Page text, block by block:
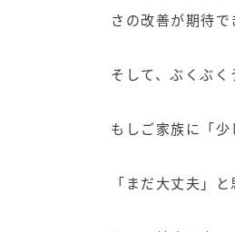
さの改善が期待で
そして、ぶくぶく
もしご家族に「少
「まだ大丈夫」